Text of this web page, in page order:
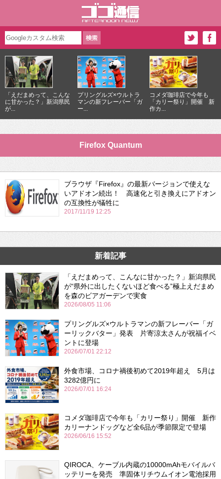
「えだまめって、こんな
に甘かった？」新潟県民
が...
プリングルズ×ウルトラ
マンの新フレーバー「ガ
ー...
コメダ珈琲店で今年も
「カリー祭り」開催 新
作カ...
Firefox Quantum
ブラウザ『Firefox』の最新バージョンで使えな
いアドオン続出！ 高速化と引き換えにアドオン
の互換性が犠牲に
2017/11/19 12:25
新着記事
「えだまめって、こんなに甘かった？」新潟県民
が“県外に出したくないほど食べる”極上えだまめ
を森のビアガーデンで実食
2026/08/05 11:06
プリングルズ×ウルトラマンの新フレーバー「ガ
ーリックバター」発表 片寄涼太さんが祝福イベ
ントに登場
2026/07/01 22:12
外食市場、コロナ禍後初めて2019年超え 5月は
3282億円に
2026/07/01 16:24
コメダ珈琲店で今年も「カリー祭り」開催 新作
カリーナンドッグなど全6品が季節限定で登場
2026/06/16 15:52
QIROCA、ケーブル内蔵の10000mAhモバイルバ
ッテリーを発売 準固体リチウムイオン電池採用